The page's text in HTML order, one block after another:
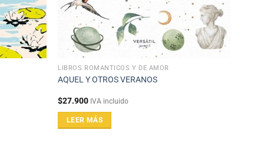
LIBROS ROMÁNTICOS Y DE AMOR
AQUEL Y OTROS VERANOS
$27.900 IVA incluido
LEER MÁS